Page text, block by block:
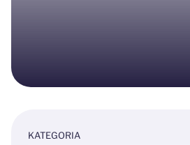
KATEGORIA